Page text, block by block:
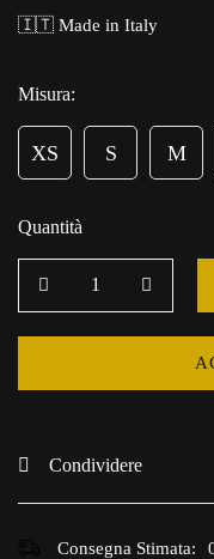
🇮🇹 Made in Italy
Misura:
XS S M
Quantità
Condividere
Consegna Stimata: